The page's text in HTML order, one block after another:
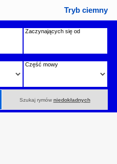
Tryb ciemny
Zaczynających się od
Część mowy
Szukaj rymów niedokładnych